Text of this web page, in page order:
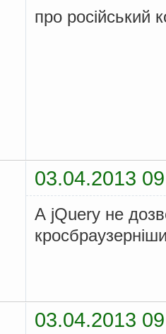
про російський
03.04.2013
А jQuery не
03.04.2013